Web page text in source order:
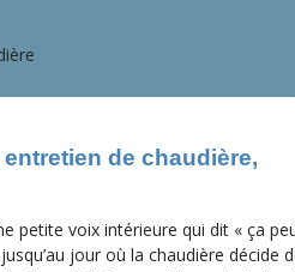
de chaudière,
petite voix intérieure qui dit « ça
jour où la chaudière décide